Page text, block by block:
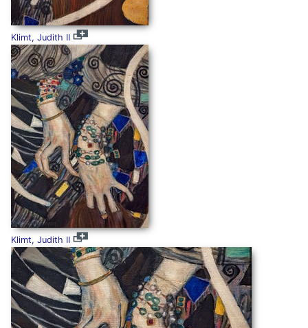
Klimt, Judith II
Klimt, Judith II